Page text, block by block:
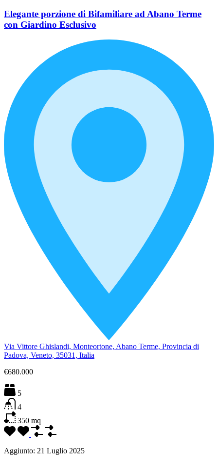
Elegante porzione di Bifamiliare ad Abano Terme
con Giardino Esclusivo
Via Vittore Ghislandi, Monteortone, Abano Terme, Provincia di
Padova, Veneto, 35031, Italia
€680.000
5
4
350 mq
Aggiunto: 21 Luglio 2025